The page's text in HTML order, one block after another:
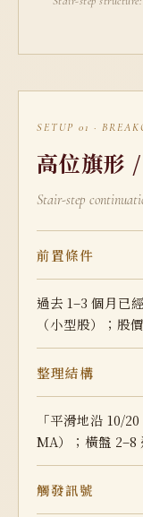
SETUP 01 ·
高位旗形
Stair-step
前置條件
過去 1–3 個月已
（小型股）；股
整理結構
「平滑地沿 10/
MA）；橫盤 2–8
觸發訊號